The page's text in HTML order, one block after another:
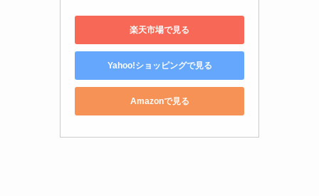
楽天市場で見る
Yahoo!ショッピングで見る
Amazonで見る